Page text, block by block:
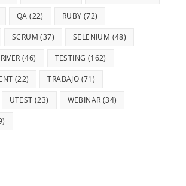
QA (22) RUBY (72)
SCRUM (37) SELENIUM (48)
(46) TESTING (162)
(22) TRABAJO (71)
UTEST (23) WEBINAR (34)